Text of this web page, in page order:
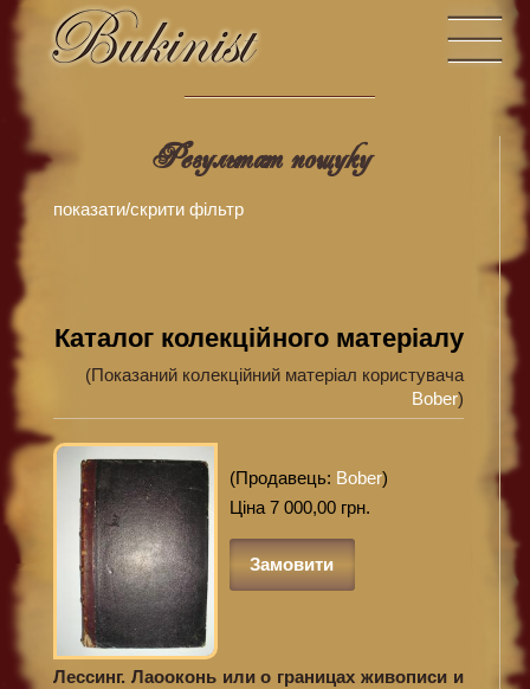
Результат пошуку
показати/скрити фiльтр
Каталог колекцiйного матерiалу
(Показаний колекційний матеріал користувача
Bober)
(Продавець: Bober)
Ціна 7 000,00 грн.
Замовити
Лессинг. Лаооконь или о границах живописи и